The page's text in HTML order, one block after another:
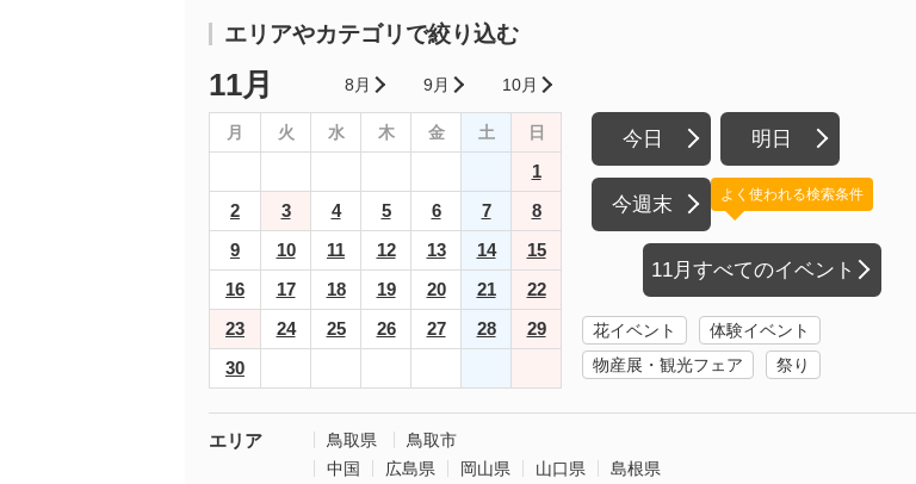
エリアやカテゴリで絞り込む
11月 8月 9月 10月
月 火 水 木 金 土 日
1
2
3 4 5 6 7
8
9
10 11 12 13 14
15
16
17 18 19 20 21
22
23
24 25 26 27 28
29
30
今日 明日
今週末
11月すべてのイベント
よく使われる検索条件
花イベント
体験イベント
物産展・観光フェア
祭り
エリア 鳥取県
鳥取市
中国
広島県 岡山県 山口県
島根県